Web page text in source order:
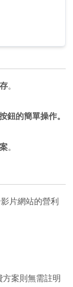
。
鈕的簡單操作。
。
片網站的營利
案則無需註明